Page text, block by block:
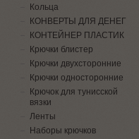
Кольца
КОНВЕРТЫ ДЛЯ ДЕНЕГ
КОНТЕЙНЕР ПЛАСТИК
Крючки блистер
Крючки двухсторонние
Крючки односторонние
Крючок для тунисской
вязки
Ленты
Наборы крючков